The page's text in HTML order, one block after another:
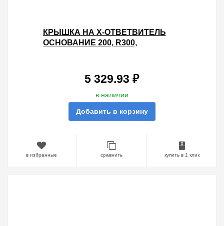
КРЫШКА НА X-ОТВЕТВИТЕЛЬ
ОСНОВАНИЕ 200, R300,
5 329.93 ₽
в наличии
Добавить в корзину
в избранные сравнить купить в 1 клик